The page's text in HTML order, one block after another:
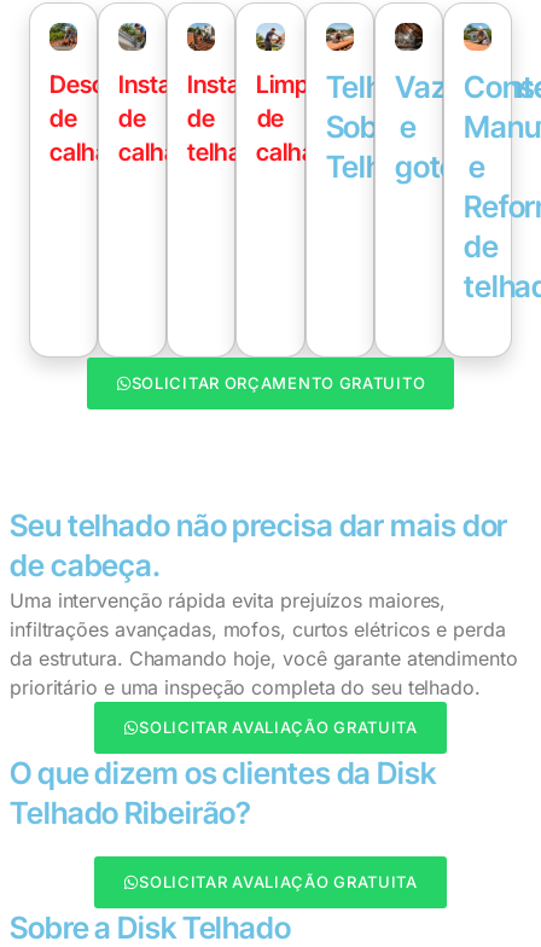
Desobstrução
de
calhas
Instalação
de
calhas
Instalação
de
telhados
Limpeza
de
calhas
Telhado
Sobre
Telhado
e
goteiras
e
de
SOLICITAR ORÇAMENTO GRATUITO
Seu telhado não precisa dar mais dor
de cabeça.
Uma intervenção rápida evita prejuízos maiores,
infiltrações avançadas, mofos, curtos elétricos e perda
da estrutura. Chamando hoje, você garante atendimento
prioritário e uma inspeção completa do seu telhado.
SOLICITAR AVALIAÇÃO GRATUITA
O que dizem os clientes da Disk
Telhado Ribeirão?
SOLICITAR AVALIAÇÃO GRATUITA
Sobre a Disk Telhado